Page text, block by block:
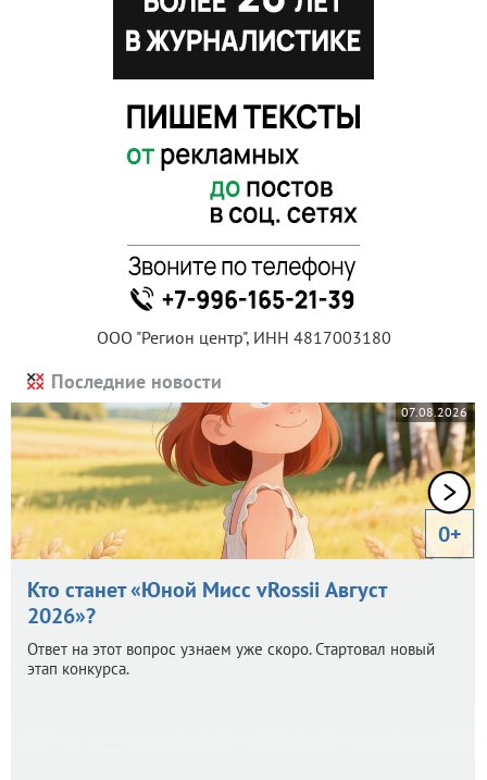
ООО "Регион центр", ИНН 4817003180
Последние новости
07.08.2026
0+
Кто станет «Юной Мисс vRossii Август
2026»?
Ответ на этот вопрос узнаем уже скоро. Стартовал новый
этап конкурса.